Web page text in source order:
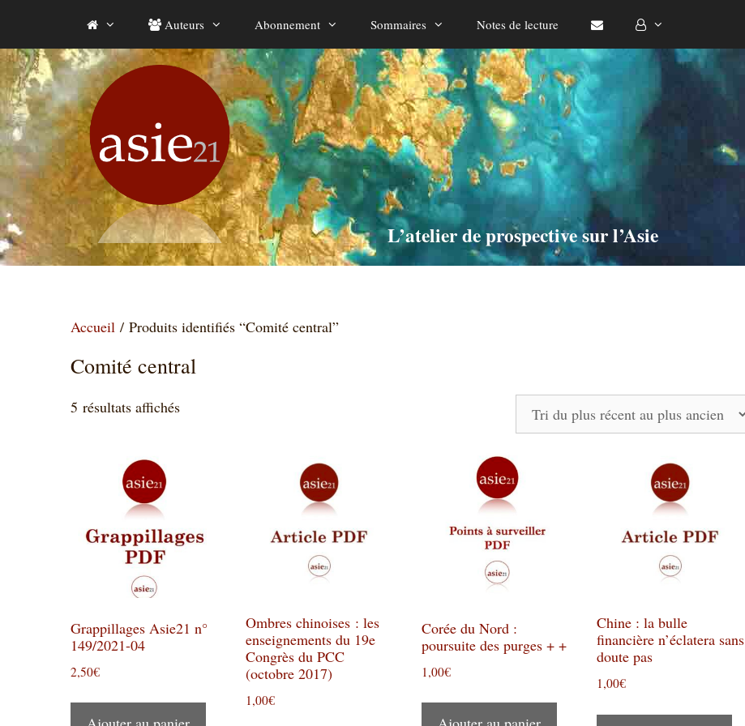
contenu
Auteurs Abonnement Sommaires Notes de lecture
L’atelier de prospective sur l’Asie
Accueil / Produits identifiés “Comité central”
Comité central
5 résultats affichésTrié
plus
ancien
Grappillages Asie21 n°
149/2021-04
2,50€
Ombres chinoises : les
enseignements du 19e
Congrès du PCC
(octobre 2017)
1,00€
Corée du Nord :
poursuite des purges + +
1,00€
Chine : la bulle
financière n’éclatera sans
doute pas
1,00€